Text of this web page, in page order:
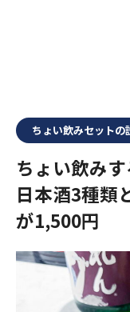
ちょい飲みセットの
ちょい飲み
日本酒3種類
が1,500円